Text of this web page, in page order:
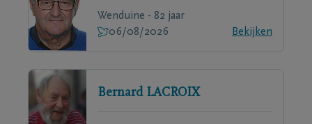
Wenduine - 82 jaar
06/08/2026
Bekijken
Bernard LACROIX